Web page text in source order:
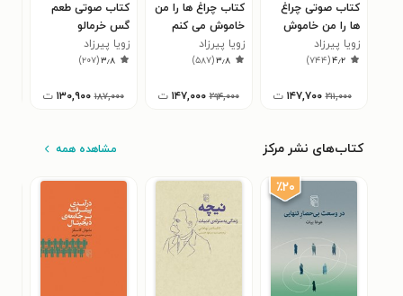
کتاب صوتی چراغ‌
ها را من خاموش
می‌ کنم
زویا پیرزاد
۴٫۲(۷۴۴)
۲۱۱,۰۰۰ ۱۴۷,۷۰۰ ت
کتاب چراغ ها را من
خاموش می کنم
زویا پیرزاد
۳٫۸(۵۸۷)
۲۹۴,۰۰۰ ۱۴۷,۰۰۰ ت
کتاب صوتی طعم
گس خرمالو
زویا پیرزاد
۳٫۸(۲۰۷)
۱۸۷,۰۰۰ ۱۳۰,۹۰۰ ت
کتاب‌های نشر مرکز مشاهده همه
٪۲۰